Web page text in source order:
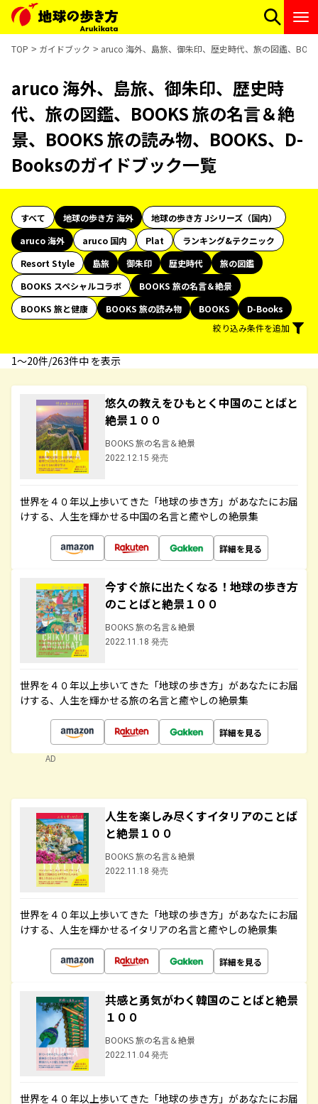
TOP ガイドブック aruco 海外、島旅、御朱印、歴史時代、旅の図鑑、
aruco 海外、島旅、御朱印、歴史時
代、旅の図鑑、BOOKS 旅の名言＆絶
景、BOOKS 旅の読み物、BOOKS、D-
Booksのガイドブック一覧
すべて 地球の歩き方 海外
地球の歩き方 Jシリーズ（国内）
aruco 海外
aruco 国内 Plat
ランキング&テクニック
Resort Style
島旅 御朱印 歴史時代
旅の図鑑
BOOKS スペシャルコラボ
BOOKS 旅の名言＆絶景
BOOKS 旅と健康
BOOKS 旅の読み物 BOOKS
D-Books
絞り込み条件を追加
1〜20件/263件中 を表示
悠久の教えをひもとく中国のことばと
絶景１００
BOOKS 旅の名言＆絶景
2022.12.15 発売
世界を４０年以上歩いてきた「地球の歩き方」があなたにお届
けする、人生を輝かせる中国の名言と癒やしの絶景集
詳細を見る
今すぐ旅に出たくなる！地球の歩き方
のことばと絶景１００
BOOKS 旅の名言＆絶景
2022.11.18 発売
世界を４０年以上歩いてきた「地球の歩き方」があなたにお届
けする、人生を輝かせる旅の名言と癒やしの絶景集
詳細を見る
AD
人生を楽しみ尽くすイタリアのことば
と絶景１００
BOOKS 旅の名言＆絶景
2022.11.18 発売
世界を４０年以上歩いてきた「地球の歩き方」があなたにお届
けする、人生を輝かせるイタリアの名言と癒やしの絶景集
詳細を見る
共感と勇気がわく韓国のことばと絶景
１００
BOOKS 旅の名言＆絶景
2022.11.04 発売
世界を４０年以上歩いてきた「地球の歩き方」があなたにお届